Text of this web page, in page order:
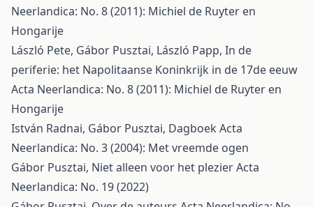
Neerlandica: No. 8 (2011): Michiel de Ruyter en
Hongarije
László Pete, Gábor Pusztai, László Papp, In de
periferie: het Napolitaanse Koninkrijk in de 17de eeuw
Acta Neerlandica: No. 8 (2011): Michiel de Ruyter en
Hongarije
István Radnai, Gábor Pusztai, Dagboek Acta
Neerlandica: No. 3 (2004): Met vreemde ogen
Gábor Pusztai, Niet alleen voor het plezierActa
Neerlandica: No. 19 (2022)